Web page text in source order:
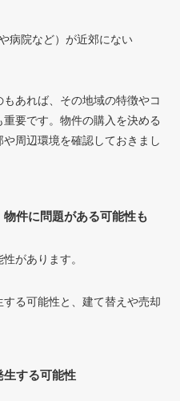
病院など）が近郊にない
もあれば、その地域の特徴やコ
要です。物件の購入を決める
周辺環境を確認しておきまし
件に問題がある可能性も
があります。
る可能性と、建て替えや売却
生する可能性